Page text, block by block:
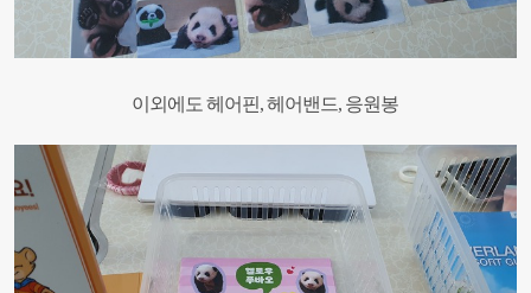
이외에도 헤어핀, 헤어밴드, 응원봉